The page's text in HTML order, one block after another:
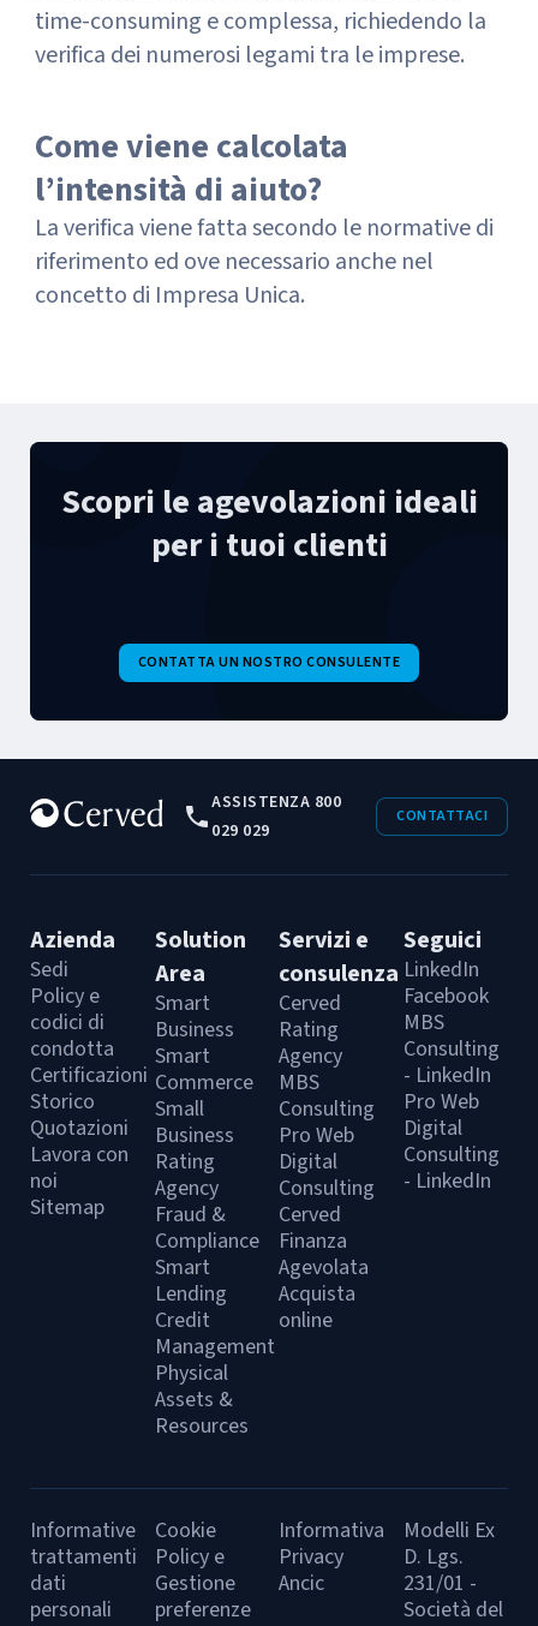
time-consuming e complessa, richiedendo la
verifica dei numerosi legami tra le imprese.
Come viene calcolata
l’intensità di aiuto?
La verifica viene fatta secondo le normative di
riferimento ed ove necessario anche nel
concetto di Impresa Unica.
Scopri le agevolazioni ideali
per i tuoi clienti
CONTATTA UN NOSTRO CONSULENTE
ASSISTENZA 800
029 029
CONTATTACI
Azienda
Sedi
Policy e
codici di
condotta
Certificazioni
Storico
Quotazioni
Lavora con
noi
Sitemap
Solution
Area
Smart
Business
Smart
Commerce
Small
Business
Rating
Agency
Fraud &
Compliance
Smart
Lending
Credit
Management
Physical
Assets &
Resources
Servizi e
consulenza
Cerved
Rating
Agency
MBS
Consulting
Pro Web
Digital
Consulting
Cerved
Finanza
Agevolata
Acquista
online
Seguici
LinkedIn
Facebook
MBS
Consulting
- LinkedIn
Pro Web
Digital
Consulting
- LinkedIn
Informative
trattamenti
dati
personali
Cookie
Policy e
Gestione
preferenze
Informativa
Privacy
Ancic
Modelli Ex
D. Lgs.
231/01 -
Società del